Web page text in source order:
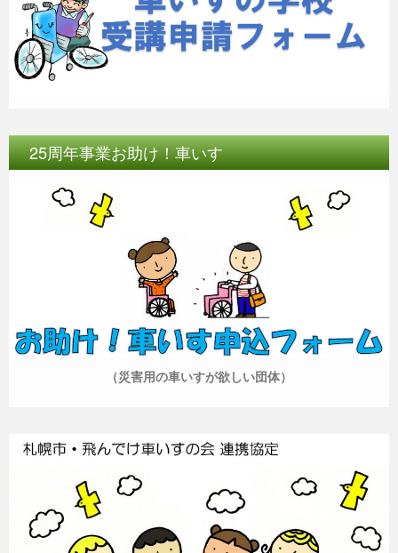
25周年事業お助け！車いす
（災害用の車いすが欲しい団体）